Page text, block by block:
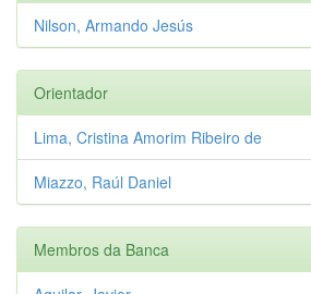
Nilson, Armando Jesús
Orientador
Lima, Cristina Amorim Ribeiro de
Miazzo, Raúl Daniel
Membros da Banca